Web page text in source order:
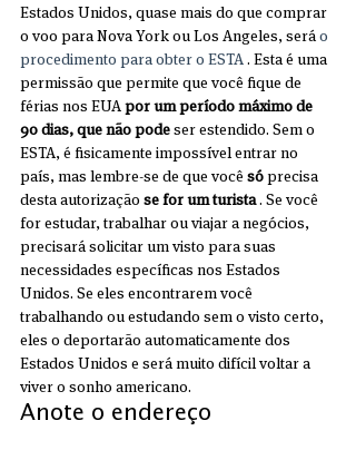
Estados Unidos, quase mais do que comprar
o voo para Nova York ou Los Angeles, será o
procedimento para obter o ESTA . Esta é uma
permissão que permite que você fique de
férias nos EUA por um período máximo de
90 dias, que não pode ser estendido. Sem o
ESTA, é fisicamente impossível entrar no
país, mas lembre-se de que você só precisa
desta autorização se for um turista . Se você
for estudar, trabalhar ou viajar a negócios,
precisará solicitar um visto para suas
necessidades específicas nos Estados
Unidos. Se eles encontrarem você
trabalhando ou estudando sem o visto certo,
eles o deportarão automaticamente dos
Estados Unidos e será muito difícil voltar a
viver o sonho americano.
Anote o endereço